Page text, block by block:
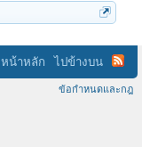
หน้าหลัก ไปข้างบน
ข้อกำหนดและกฎ